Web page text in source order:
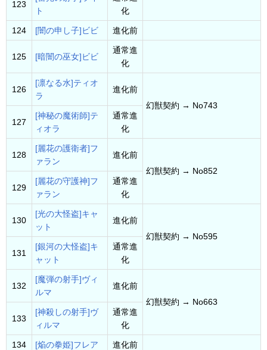
123
ト
化
124 [闇の申し子]ビビ 進化前
125 [暗闇の巫女]ビビ
通常進
化
126
[凛なる水]ティオ
ラ
進化前
幻獣契約 → No743
127
[神秘の魔術師]テ
ィオラ
通常進
化
128
[麗花の護衛者]フ
ァラン
進化前
幻獣契約 → No852
129
[麗花の守護神]フ
ァラン
通常進
化
130
[光の大怪盗]キャ
ット
進化前
幻獣契約 → No595
131
[銀河の大怪盗]キ
ャット
通常進
化
132
[魔弾の射手]ヴィ
ルマ
進化前
幻獣契約 → No663
133
[神殺しの射手]ヴ
ィルマ
通常進
化
134 [焔の拳姫]フレア
進化前